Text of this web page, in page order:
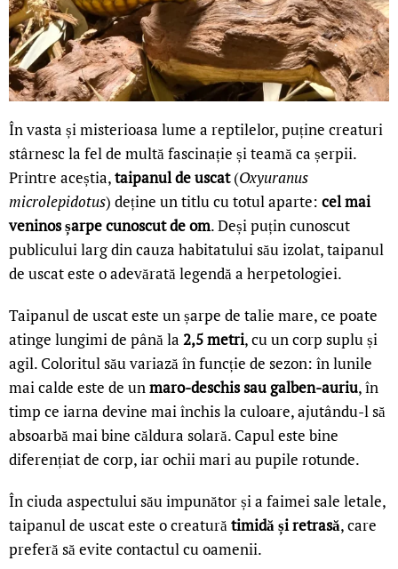
În vasta și misterioasa lume a reptilelor, puține creaturi
stârnesc la fel de multă fascinație și teamă ca șerpii.
Printre aceștia,taipanul de uscat(Oxyuranus
microlepidotus) deține un titlu cu totul aparte: cel mai
veninos șarpe cunoscut de om. Deși puțin cunoscut
publicului larg din cauza habitatului său izolat, taipanul
de uscat este o adevărată legendă a herpetologiei.
Taipanul de uscat este un șarpe de talie mare, ce poate
atinge lungimi de până la 2,5 metri, cu un corp suplu și
agil. Coloritul său variază în funcție de sezon: în lunile
mai calde este de unmaro-deschis sau galben-auriu, în
timp ce iarna devine mai închis la culoare, ajutându-l să
absoarbă mai bine căldura solară. Capul este bine
diferențiat de corp, iar ochii mari au pupile rotunde.
În ciuda aspectului său impunător și a faimei sale letale,
taipanul de uscat este o creaturătimidă și retrasă, care
preferă să evite contactul cu oamenii.